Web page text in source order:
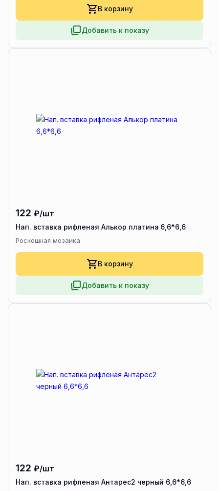
В корзину
Добавить к показу
122 ₽/шт
Нап. вставка рифленая Алькор платина 6,6*6,6
Роскошная мозаика
В корзину
Добавить к показу
122 ₽/шт
Нап. вставка рифленая Антарес2 черный 6,6*6,6